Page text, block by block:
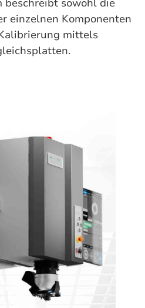
einzelnen Komponenten
mittels